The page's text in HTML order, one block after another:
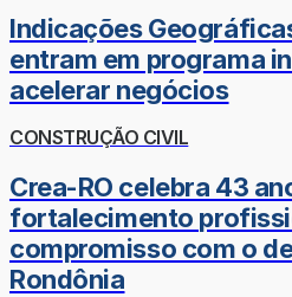
Indicações
entram em programa
acelerar negócios
CONSTRUÇÃO CIVIL
Crea-RO celebra 43
fortalecimento
compromisso com o
Rondônia